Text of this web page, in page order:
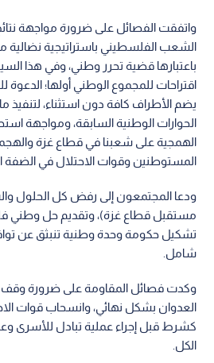
واتفقت الفصائل على ضرورة مواجهة
الشعب الفلسطيني باستراتيجية نضالية
باعتبارها قضية تحرر وطني، وفي هذا
اقتراحات للمجموع الوطني أولها؛ الدعوة
يضم الأطراف كافة دون استثناء، لتنفيذ
الحوارات الوطنية السابقة، ومواجهة
الهمجية على شعبنا في قطاع غزة
المستوطنين وقوات الاحتلال في الضفة
ودعا المجتمعون إلى رفض كل الحلول
مستقبل قطاع غزة)، وتقديم حل وطني
تشكيل حكومة وحدة وطنية تنبثق عن
شامل.
وكدت فصائل المقاومة على ضرورة وقف
العدوان بشكل نهائي، وانسحاب قوات
كشرط قبل إجراء عملية تبادل للأسرى
الكل.